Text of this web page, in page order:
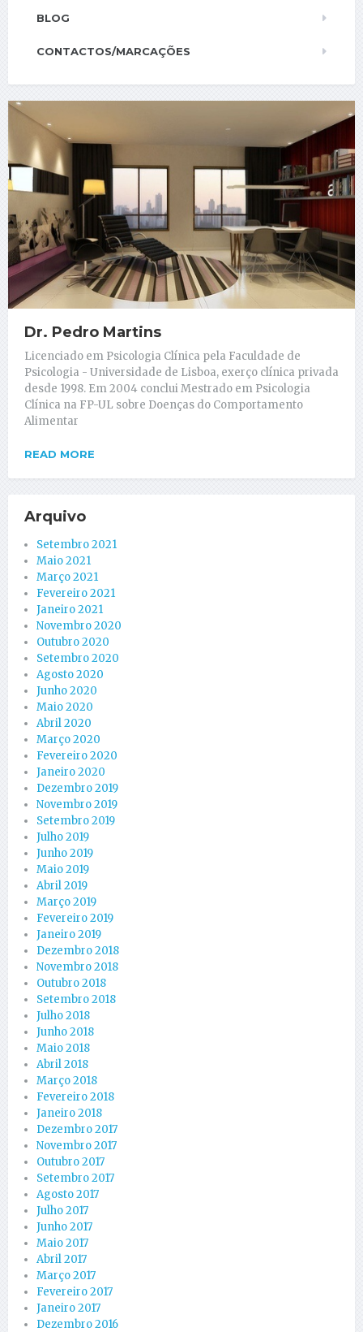
BLOG
CONTACTOS/MARCAÇÕES
Dr. Pedro Martins
Licenciado em Psicologia Clínica pela Faculdade de
Psicologia - Universidade de Lisboa, exerço clínica privada
desde 1998. Em 2004 conclui Mestrado em Psicologia
Clínica na FP-UL sobre Doenças do Comportamento
Alimentar
READ MORE
Arquivo
Setembro 2021
Maio 2021
Março 2021
Fevereiro 2021
Janeiro 2021
Novembro 2020
Outubro 2020
Setembro 2020
Agosto 2020
Junho 2020
Maio 2020
Abril 2020
Março 2020
Fevereiro 2020
Janeiro 2020
Dezembro 2019
Novembro 2019
Setembro 2019
Julho 2019
Junho 2019
Maio 2019
Abril 2019
Março 2019
Fevereiro 2019
Janeiro 2019
Dezembro 2018
Novembro 2018
Outubro 2018
Setembro 2018
Julho 2018
Junho 2018
Maio 2018
Abril 2018
Março 2018
Fevereiro 2018
Janeiro 2018
Dezembro 2017
Novembro 2017
Outubro 2017
Setembro 2017
Agosto 2017
Julho 2017
Junho 2017
Maio 2017
Abril 2017
Março 2017
Fevereiro 2017
Janeiro 2017
Dezembro 2016